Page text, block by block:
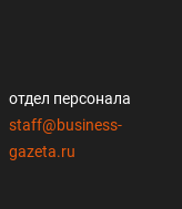
отдел персонала
staff@business-
gazeta.ru